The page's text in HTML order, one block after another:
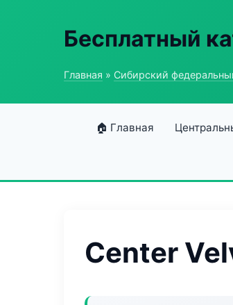
Бесплатный
Главная » Сибирский
🏠 Главная
Center